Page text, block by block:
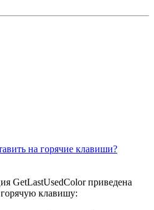
на горячие клавиши?
GetLastUsedColor приведена
клавишу: